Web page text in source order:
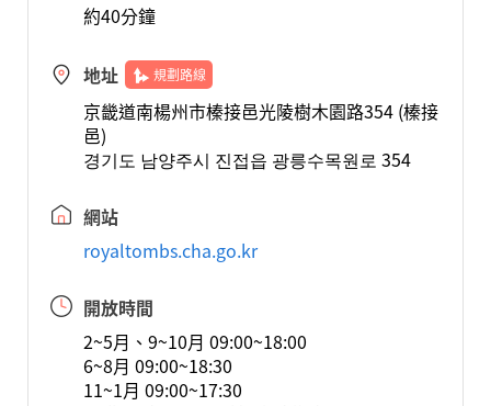
約40分鐘
地址 規劃路線
京畿道南楊州市榛接邑光陵樹木園路354 (榛接
邑)
경기도 남양주시 진접읍 광릉수목원로 354
網站
royaltombs.cha.go.kr
開放時間
2~5月、9~10月 09:00~18:00
6~8月 09:00~18:30
11~1月 09:00~17:30